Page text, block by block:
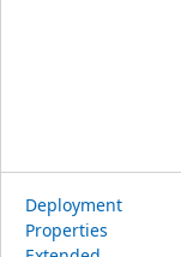
Deployment
Properties